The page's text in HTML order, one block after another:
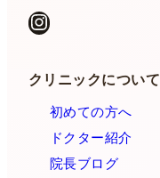
Instagram
クリニックについて
初めての方へ
ドクター紹介
院長ブログ